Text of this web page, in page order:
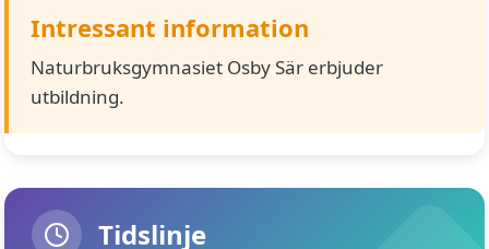
Intressant information
Naturbruksgymnasiet Osby Sär erbjuder
utbildning.
Tidslinje